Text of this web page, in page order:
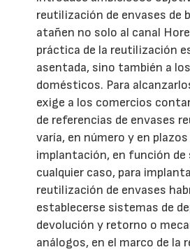
reutilización de envases de
atañen no solo al canal
práctica de la reutilización
asentada, sino también a
domésticos. Para
exige a los comercios
de referencias de envases
varía, en número y en plazos
implantación, en función de
cualquier caso, para
reutilización de envases
establecerse sistemas de
devolución y retorno o
análogos, en el marco de la